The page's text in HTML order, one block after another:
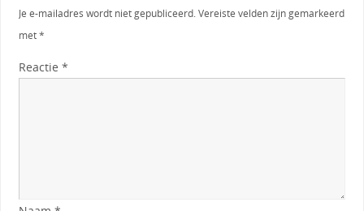
Je e-mailadres wordt niet gepubliceerd. Vereiste velden zijn gemarkeerd
met*
Reactie *